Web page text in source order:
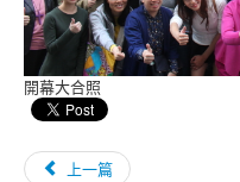
開幕大合照
上一篇